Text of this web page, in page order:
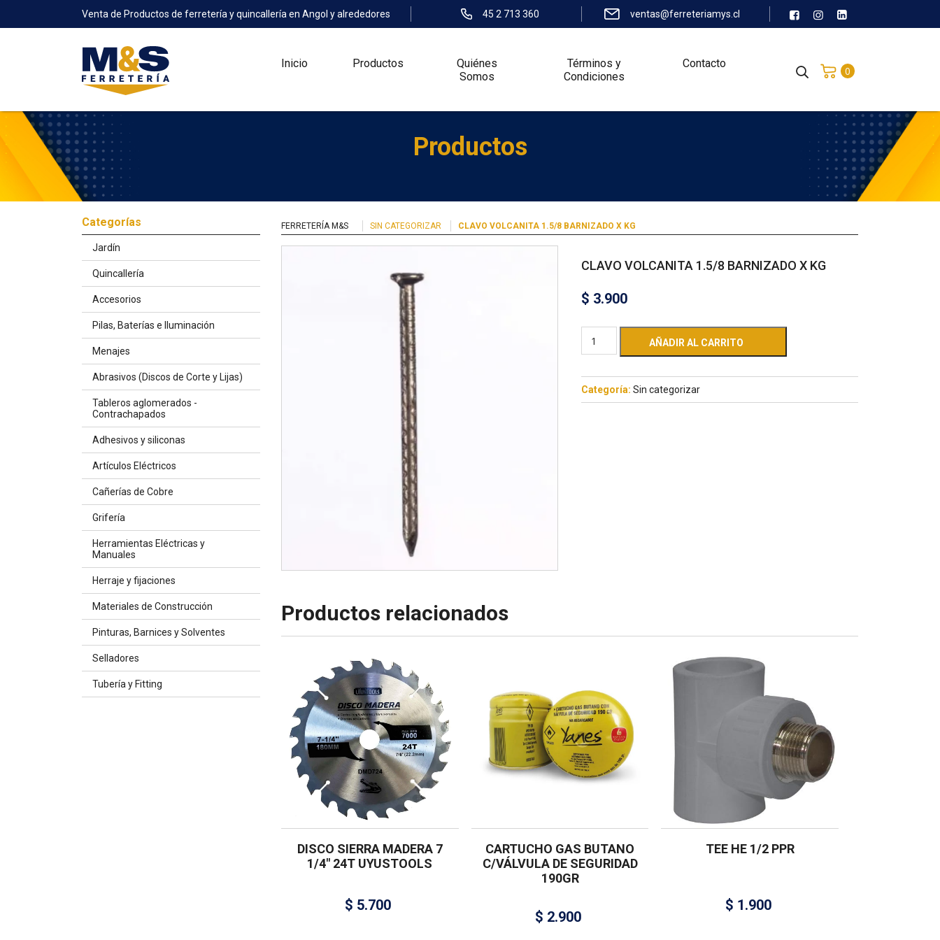
Venta de Productos de ferretería y quincallería en Angol y alrededores 45 2 713 360 ventas@ferreteriamys.cl
Inicio Productos
Quiénes
Somos
Términos y
Condiciones
Contacto
0
Productos
Categorías
Jardín
Quincallería
Accesorios
Pilas, Baterías e Iluminación
Menajes
Abrasivos (Discos de Corte y Lijas)
Tableros aglomerados -
Contrachapados
Adhesivos y siliconas
Artículos Eléctricos
Cañerías de Cobre
Grifería
Herramientas Eléctricas y
Manuales
Herraje y fijaciones
Materiales de Construcción
Pinturas, Barnices y Solventes
Selladores
Tubería y Fitting
FERRETERÍA M&S SIN CATEGORIZAR CLAVO VOLCANITA 1.5/8 BARNIZADO X KG
CLAVO VOLCANITA 1.5/8 BARNIZADO X KG
$ 3.900
AÑADIR AL CARRITO
Categoría: Sin categorizar
Productos relacionados
DISCO SIERRA MADERA 7
1/4″ 24T UYUSTOOLS
$ 5.700
CARTUCHO GAS BUTANO
C/VÁLVULA DE SEGURIDAD
190GR
$ 2.900
TEE HE 1/2 PPR
$ 1.900